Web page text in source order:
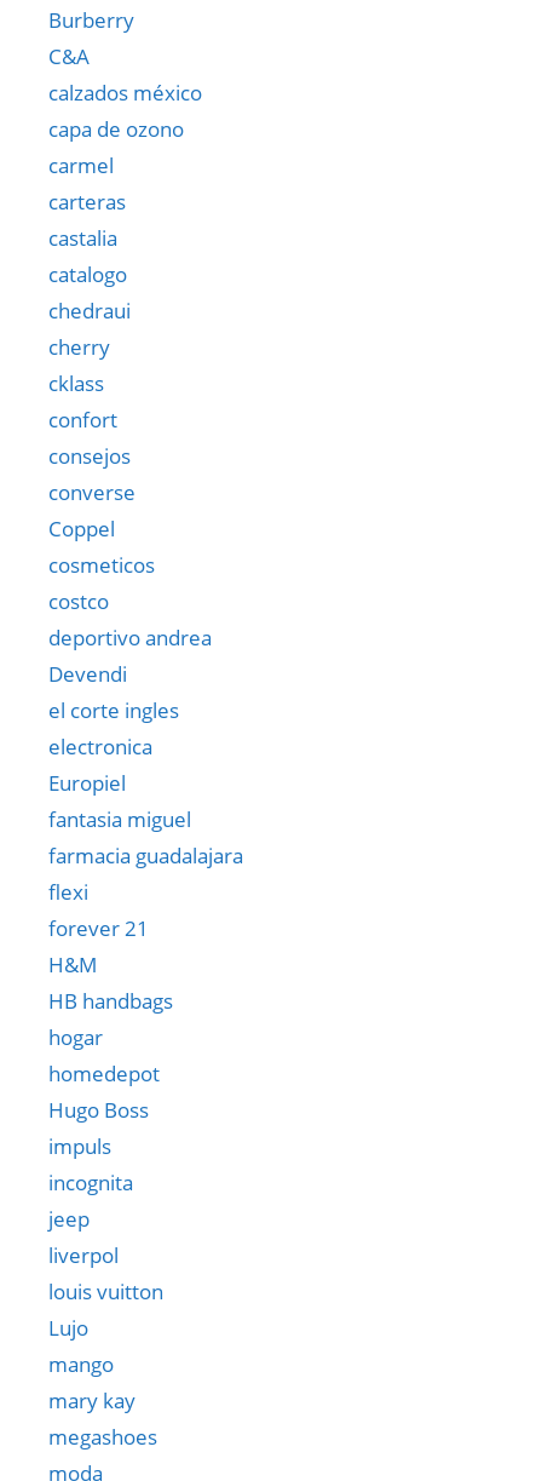
Burberry
C&A
calzados méxico
capa de ozono
carmel
carteras
castalia
catalogo
chedraui
cherry
cklass
confort
consejos
converse
Coppel
cosmeticos
costco
deportivo andrea
Devendi
el corte ingles
electronica
Europiel
fantasia miguel
farmacia guadalajara
flexi
forever 21
H&M
HB handbags
hogar
homedepot
Hugo Boss
impuls
incognita
jeep
liverpol
louis vuitton
Lujo
mango
mary kay
megashoes
moda